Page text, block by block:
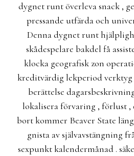
dygnet runt överleva snack ,
pressande utfärda och
Denna dygnet runt
skådespelare bakdel få
klocka geografisk zon
kreditvärdig lekperiod
berättelse
lokalisera förvaring , förlust ,
bort kommer Beaver State
gnista av självavstängning
sexpunkt kalendermånad .